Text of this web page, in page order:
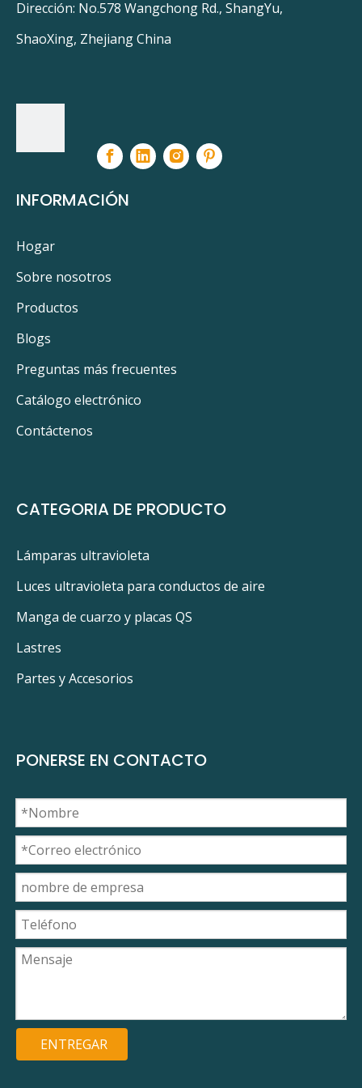
Dirección: No.578 Wangchong Rd., ShangYu,
ShaoXing, Zhejiang China
INFORMACIÓN
Hogar
Sobre nosotros
Productos
Blogs
Preguntas más frecuentes
Catálogo electrónico
Contáctenos
CATEGORIA DE PRODUCTO
Lámparas ultravioleta
Luces ultravioleta para conductos de aire
Manga de cuarzo y placas QS
Lastres
Partes y Accesorios
PONERSE EN CONTACTO
ENTREGAR